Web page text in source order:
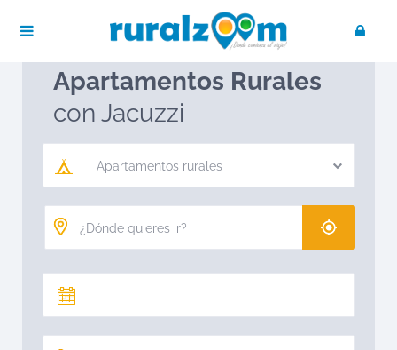
Apartamentos rurales
Apartamentos Rurales
con Jacuzzi
Apartamentos rurales